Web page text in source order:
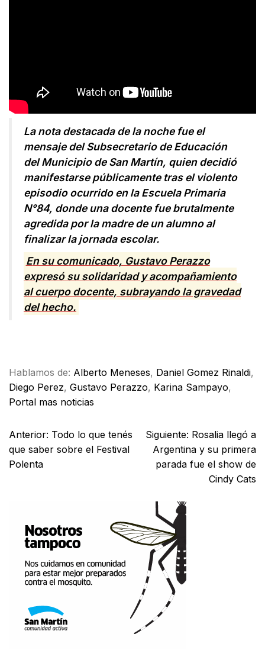
La nota destacada de la noche fue el
mensaje del Subsecretario de Educación
del Municipio de San Martín, quien decidió
manifestarse públicamente tras el violento
episodio ocurrido en la Escuela Primaria
N°84, donde una docente fue brutalmente
agredida por la madre de un alumno al
finalizar la jornada escolar.
En su comunicado, Gustavo Perazzo
expresó su solidaridad y acompañamiento
al cuerpo docente, subrayando la gravedad
delhecho.
Hablamos de: Alberto Meneses, Daniel Gomez Rinaldi,
Diego Perez, Gustavo Perazzo, Karina Sampayo,
Portal mas noticias
Anterior: Todo lo que tenés
que saber sobre el Festival
Polenta
Siguiente: Rosalia llegó a
Argentina y su primera
parada fue el show de
Cindy Cats